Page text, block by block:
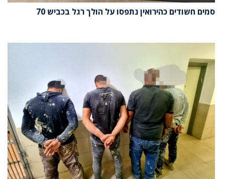
סמים חשודים כהירואין נתפסו על הולך רגל בכביש 70